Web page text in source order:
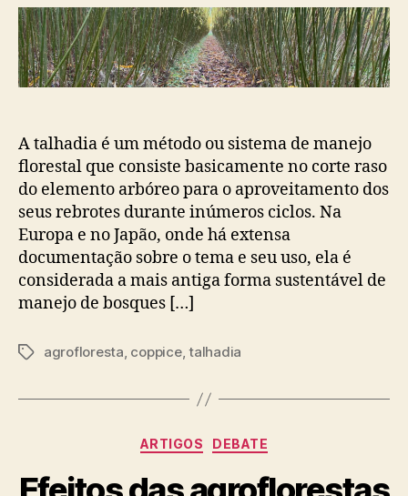
que
é?
A talhadia é um método ou sistema de manejo
florestal que consiste basicamente no corte raso
do elemento arbóreo para o aproveitamento dos
seus rebrotes durante inúmeros ciclos. Na
Europa e no Japão, onde há extensa
documentação sobre o tema e seu uso, ela é
considerada a mais antiga forma sustentável de
manejo de bosques […]
Tagsagrofloresta, coppice,talhadia
Categories
ARTIGOS DEBATE